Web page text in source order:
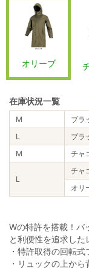
オリーブ
在庫状況一覧
M ブラ
L
ブラ
M
チャ
L
チャ
オリ
Wの特許を搭載！バ
と利便性を追求した
・特許取得の回転
・リュックの上か